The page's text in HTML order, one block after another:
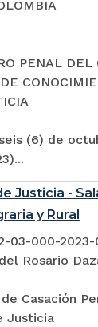
PENAL DEL
(6) de
Justicia -
y Rural
03-000-
Rosario
Casación
Justicia